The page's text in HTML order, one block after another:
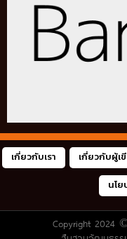
เกี่ยวกับเรา เกี่ยวกับผู้เ
นโ
Copyright 2024